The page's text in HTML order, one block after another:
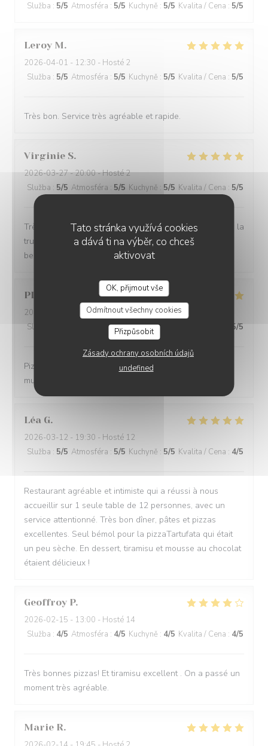
Tato stránka využívá cookies
a dává ti na výběr, co chceš
aktivovat
OK, přijmout vše
Odmítnout všechny cookies
Přizpůsobit
Zásady ochrany osobních údajů
undefined
Služba : 5/5 Atmosféra : 5/5 Kuchyně : 5/5 Kvalita / Cena : 5/5
Leroy M
2026-04-01 - 12:30 - Hosté 2
Služba : 5/5 Atmosféra : 5/5 Kuchyně : 5/5 Kvalita / Cena : 5/5
Très bon. Service très agréable et rapide.
Virginie S
2026-03-27- 20:00 - Hosté 2
Služba : 5/5 Atmosféra : 5/5 Kuchyně : 5/5 Kvalita / Cena : 5/5
Très bon restaurant j aime La truffe et tous leurs plats à la
truffe sont excellent je recommande le cadre est trop
beau et l équipe est super sympa
PLACKTOR
2026-03-21
- 20:00 - Hosté 2
Služba
:5/5 Kuchyně: 5/5
Pizza excellentes, super accueil et service. Et bonne
musique 😉 bref parfait
Léa G
2026-03-12 - 19:30 - Hosté 12
Služba : 5/5 Atmosféra : 5/5 Kuchyně : 5/5 Kvalita / Cena : 4/5
Restaurant agréable et intimiste qui a réussi à nous
accueillir sur 1 seule table de 12 personnes, avec un
service attentionné. Très bon dîner, pâtes et pizzas
excellentes. Seul bémol pour la pizzaTartufata qui était
un peu sèche. En dessert, tiramisu et mousse au chocolat
étaient délicieux !
Geoffroy P
2026-02-15 - 13:00 - Hosté 14
Služba : 4/5 Atmosféra : 4/5 Kuchyně : 4/5 Kvalita / Cena : 4/5
Très bonnes pizzas! Et tiramisu excellent . On a passé un
moment très agréable.
Marie R